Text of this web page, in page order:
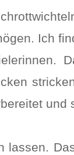
Ich
lassen.